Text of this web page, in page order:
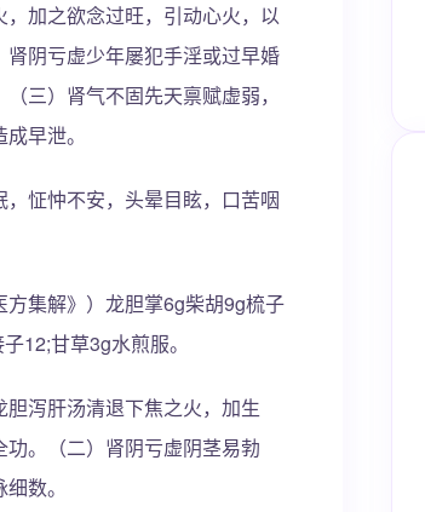
加之欲念过旺，引动心火，以
阴亏虚少年屡犯手淫或过早婚
三）肾气不固先天禀赋虚弱，
早泄。
怔忡不安，头晕目眩，口苦咽
集解》）龙胆掌6g柴胡9g梳子
12;甘草3g水煎服。
泻肝汤清退下焦之火，加生
。（二）肾阴亏虚阴茎易勃
数。